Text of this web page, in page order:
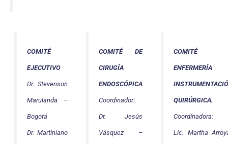
COMITÉ
EJECUTIVO
Dr. Stevenson
Marulanda –
Bogotá
Dr. Martiniano
COMITÉ DE
CIRUGÍA
ENDOSCÓPICA
Coordinador:
Dr. Jesús
Vásquez –
COMITÉ
QUIRÚRGICA.
Coordinadora:
Lic. Martha